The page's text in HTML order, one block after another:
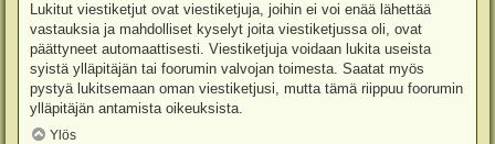
Lukitut viestiketjut ovat viestiketjuja, joihin ei voi enää lähettää
vastauksia ja mahdolliset kyselyt joita viestiketjussa oli, ovat
päättyneet automaattisesti. Viestiketjuja voidaan lukita useista
syistä ylläpitäjän tai foorumin valvojan toimesta. Saatat myös
pystyä lukitsemaan oman viestiketjusi, mutta tämä riippuu foorumin
ylläpitäjän antamista oikeuksista.
Ylös